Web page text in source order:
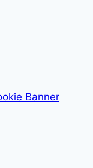
Banner